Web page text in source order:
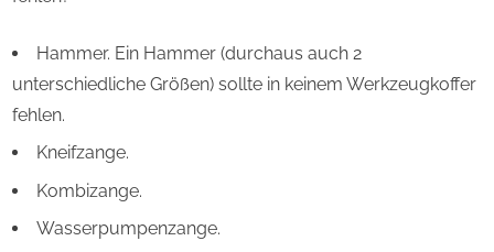
Hammer. Ein Hammer (durchaus auch 2
unterschiedliche Größen) sollte in keinem Werkzeugkoffer
fehlen.
Kneifzange.
Kombizange.
Wasserpumpenzange.